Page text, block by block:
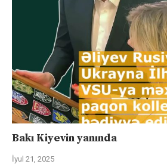
Bakı Kiyevin yanında
İyul 21, 2025